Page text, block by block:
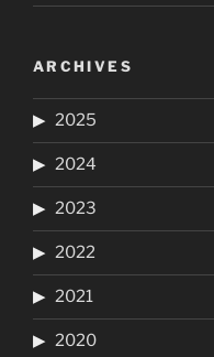
ARCHIVES
2025
2024
2023
2022
2021
2020